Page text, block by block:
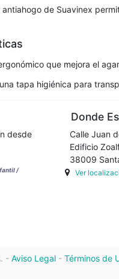
antiahogo de Suavinex
que mejora el
tapa higiénica para
desde
/
Donde
Calle Juan
Edificio
38009
Ver
- Aviso Legal - Términos de